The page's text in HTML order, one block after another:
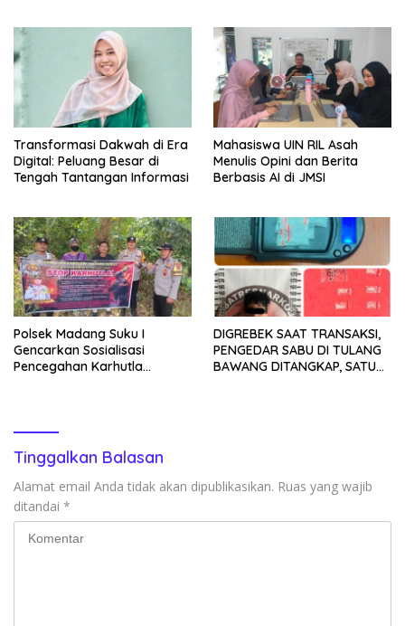
Transformasi Dakwah di Era
Digital: Peluang Besar di
Tengah Tantangan Informasi
Mahasiswa UIN RIL Asah
Menulis Opini dan Berita
Berbasis AI di JMSI
Polsek Madang Suku I
Gencarkan Sosialisasi
Pencegahan Karhutla
DIGREBEK SAAT TRANSAKSI,
PENGEDAR SABU DI TULANG
BAWANG DITANGKAP, SATU
Tinggalkan Balasan
Alamat email Anda tidak akan dipublikasikan. Ruas yang wajib
ditandai *